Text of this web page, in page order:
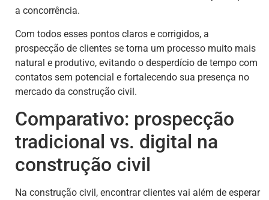
a concorrência.
Com todos esses pontos claros e corrigidos, a
prospecção de clientes se torna um processo muito mais
natural e produtivo, evitando o desperdício de tempo com
contatos sem potencial e fortalecendo sua presença no
mercado da construção civil.
Comparativo: prospecção
tradicional vs. digital na
construção civil
Na construção civil, encontrar clientes vai além de esperar